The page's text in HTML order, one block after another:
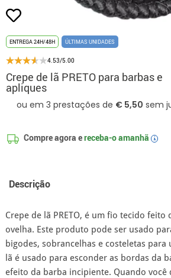
ENTREGA 24H/48H ÚLTIMAS UNIDADES
4.53/5.00
Crepe de lã PRETO para barbas e
apliques
Compre agora ereceba-o amanhã i
Descrição
Crepe de lã PRETO, é um fio tecido feito
ovelha. Este produto pode ser usado
bigodes, sobrancelhas e costeletas para
lã é usado para esconder as bordas da
efeito da barba incipiente. Quando você